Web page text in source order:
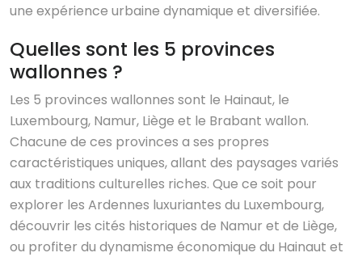
une expérience urbaine dynamique et diversifiée.
Quelles sont les 5 provinces
wallonnes ?
Les 5 provinces wallonnes sont le Hainaut, le
Luxembourg, Namur, Liège et le Brabant wallon.
Chacune de ces provinces a ses propres
caractéristiques uniques, allant des paysages variés
aux traditions culturelles riches. Que ce soit pour
explorer les Ardennes luxuriantes du Luxembourg,
découvrir les cités historiques de Namur et de Liège,
ou profiter du dynamisme économique du Hainaut et